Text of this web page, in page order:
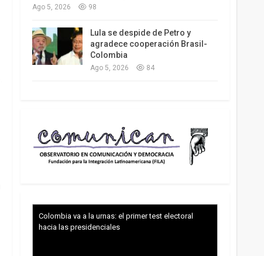
Ago 5, 2026 98
Lula se despide de Petro y
agradece cooperación Brasil-
Colombia
Ago 5, 2026 84
Colombia va a la urnas: el primer test electoral
hacia las presidenciales